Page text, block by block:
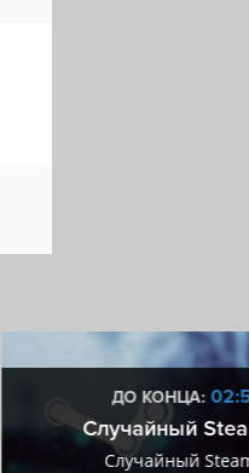
ДО КОНЦА:
Случайный
Случайный